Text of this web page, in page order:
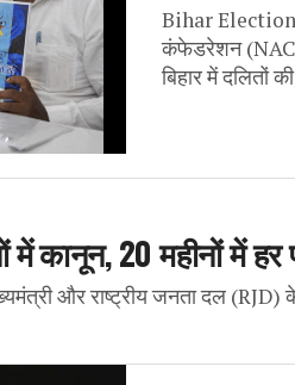
Bihar Election
कंफेडरेशन
बिहार में दलितों
में कानून, 20 महीनों में हर
और राष्ट्रीय जनता दल (RJD) के